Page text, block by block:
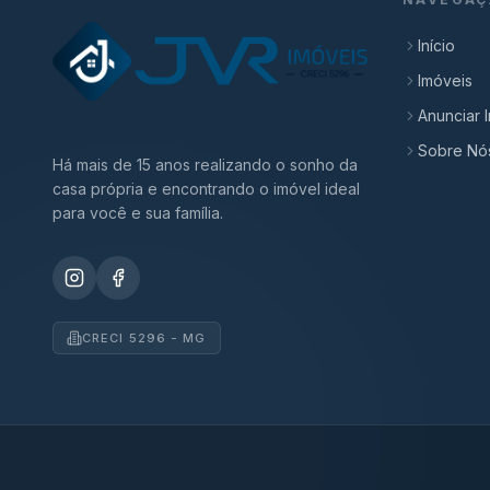
Há mais de 15 anos realizando o sonho da
casa própria e encontrando o imóvel ideal
para você e sua família.
CRECI 5296 - MG
Início
Imóveis
Anunciar
Sobre